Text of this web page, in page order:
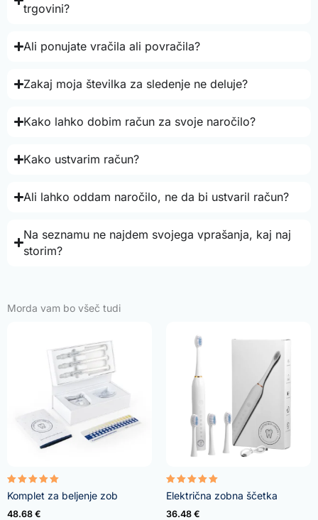
trgovini?
Ali ponujate vračila ali povračila?
Zakaj moja številka za sledenje ne deluje?
Kako lahko dobim račun za svoje naročilo?
Kako ustvarim račun?
Ali lahko oddam naročilo, ne da bi ustvaril račun?
Na seznamu ne najdem svojega vprašanja, kaj naj
storim?
Morda vam bo všeč tudi
Ocenjeno
4.95
od 5
Komplet za beljenje zob
48.68 €
Ocenjeno
5.00
od 5
Električna zobna ščetka
36.48 €